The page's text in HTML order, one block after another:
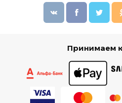
Принимаем